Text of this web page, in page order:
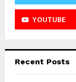
YOUTUBE
Recent Posts